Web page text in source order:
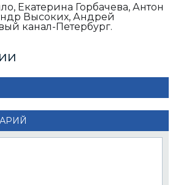
Екатерина Горбачева, Антон
Высоких, Андрей
канал-Петербург.